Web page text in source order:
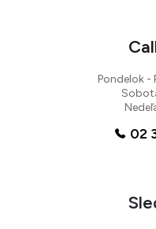
Pondelok -
02